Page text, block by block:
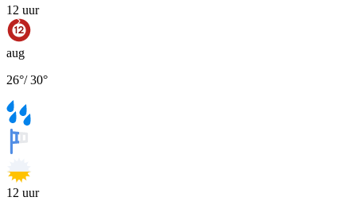
12 uur
aug
26°/30°
12 uur